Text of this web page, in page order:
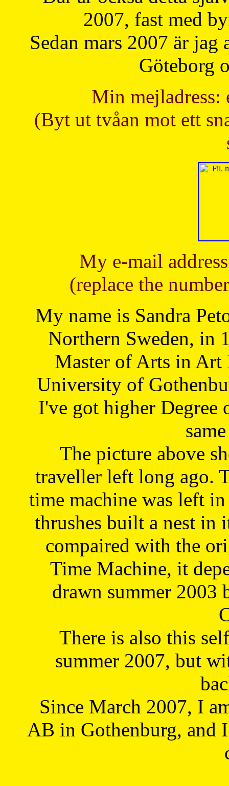
2007, fast med
Sedan mars 2007 är
Göteborg
Min mejladress:
(Byt ut tvåan mot ett
My e-mail
(replace the
My name is Sandra
Northern Sweden, in
Master of Arts in Art
University of
I've got higher Degree
The picture above
traveller left long ago.
time machine was left
thrushes built a nest in
compaired with the
Time Machine, it
drawn summer 2003
There is also this
summer 2007, but
Since March 2007, I
AB in Gothenburg, and